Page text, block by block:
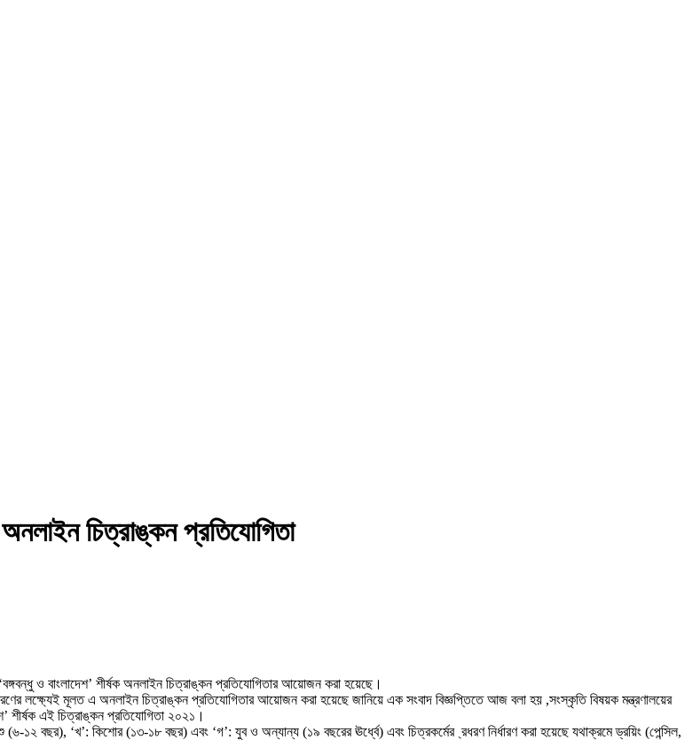
চিত্রাঙ্কন প্রতিযোগিতা
ও বাংলাদেশ’ শীর্ষক অনলাইন চিত্রাঙ্কন প্রতিযোগিতার আয়োজন করা হয়েছে।
লক্ষ্যেই মূলত এ অনলাইন চিত্রাঙ্কন প্রতিযোগিতার আয়োজন করা হয়েছে জানিয়ে এক সংবাদ বিজ্ঞপ্তিতে আজ বলা হয় ,সংস্কৃতি বিষয়ক মন্ত্রণালয়ের
শীর্ষক এই চিত্রাঙ্কন প্রতিযোগিতা ২০২১।
(৬-১২ বছর), ‘খ’: কিশোর (১৩-১৮ বছর) এবং ‘গ’: যুব ও অন্যান্য (১৯ বছরের ঊর্ধ্বে) এবং চিত্রকর্মের ্রধরণ নির্ধারণ করা হয়েছে যথাক্রমে ড্রয়িং (পেন্সিল,